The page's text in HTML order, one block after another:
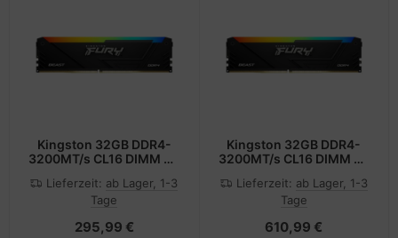
Kingston 32GB DDR4-
3200MT/s CL16 DIMM Kit
Lieferzeit: ab Lager, 1-3
Tage
295,99 €
Kingston 32GB DDR4-
3200MT/s CL16 DIMM Kit
Lieferzeit: ab Lager, 1-3
Tage
610,99 €